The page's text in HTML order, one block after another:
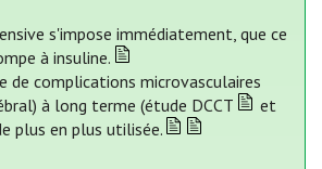
s'impose immédiatement, que ce
à insuline.
de complications microvasculaires
à long terme (étude DCCT
et
plus en plus utilisée.